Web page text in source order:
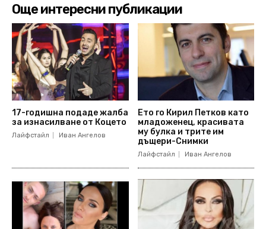
Още интересни публикации
17-годишна подаде жалба
за изнасилване от Коцето
Лайфстайл Иван Ангелов
Ето го Кирил Петков като
младоженец, красивата
му булка и трите им
дъщери-Снимки
Лайфстайл Иван Ангелов